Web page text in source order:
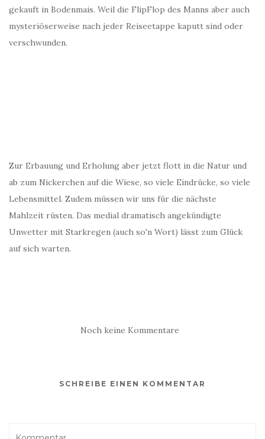
gekauft in Bodenmais. Weil die FlipFlop des Manns aber auch
mysteriöserweise nach jeder Reiseetappe kaputt sind oder
verschwunden.
Zur Erbauung und Erholung aber jetzt flott in die Natur und
ab zum Nickerchen auf die Wiese, so viele Eindrücke, so viele
Lebensmittel. Zudem müssen wir uns für die nächste
Mahlzeit rüsten. Das medial dramatisch angekündigte
Unwetter mit Starkregen (auch so'n Wort) lässt zum Glück
auf sich warten.
Noch keine Kommentare
SCHREIBE EINEN KOMMENTAR